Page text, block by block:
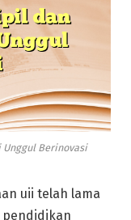
Berinovasi
uii telah lama
pendidikan